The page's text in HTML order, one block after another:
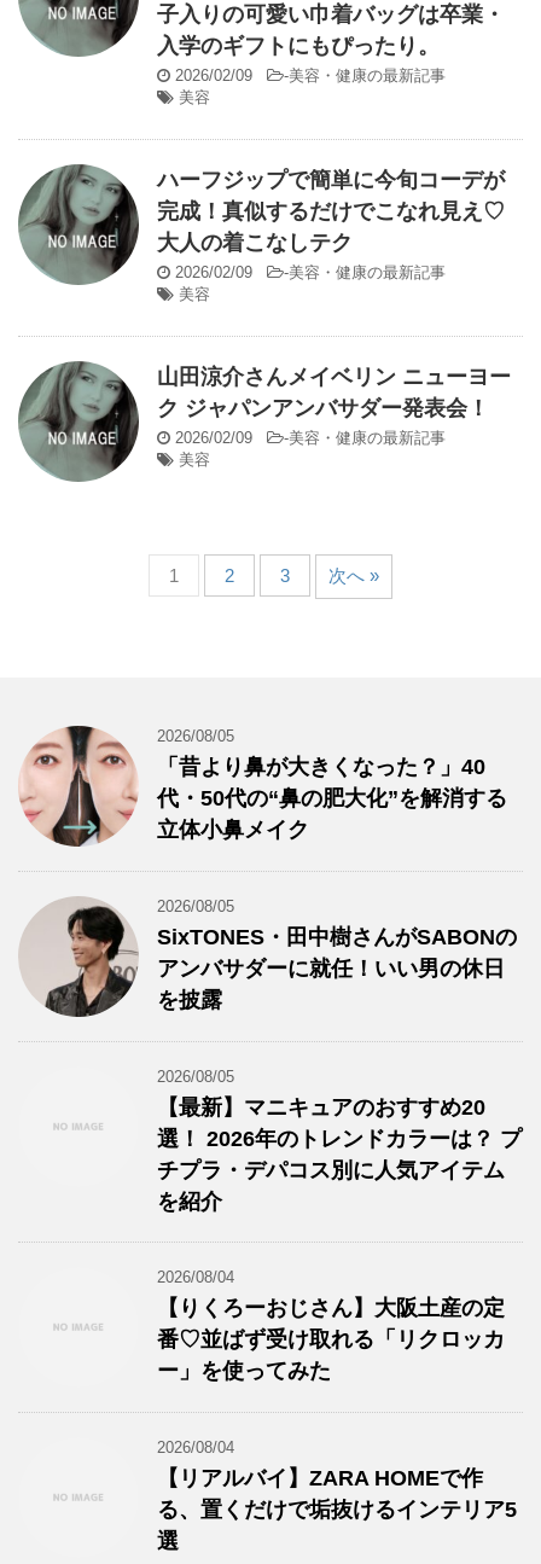
子入りの可愛い巾着バッグは卒業・
入学のギフトにもぴったり。
2026/02/09 -美容・健康の最新記事
美容
ハーフジップで簡単に今旬コーデが
完成！真似するだけでこなれ見え♡
大人の着こなしテク
2026/02/09 -美容・健康の最新記事
美容
山田涼介さんメイベリン ニューヨー
ク ジャパンアンバサダー発表会！
2026/02/09 -美容・健康の最新記事
美容
1 2 3 次へ »
2026/08/05
「昔より鼻が大きくなった？」40
代・50代の“鼻の肥大化”を解消する
立体小鼻メイク
2026/08/05
SixTONES・田中樹さんがSABONの
アンバサダーに就任！いい男の休日
を披露
2026/08/05
【最新】マニキュアのおすすめ20
選！ 2026年のトレンドカラーは？ プ
チプラ・デパコス別に人気アイテム
を紹介
2026/08/04
【りくろーおじさん】大阪土産の定
番♡並ばず受け取れる「リクロッカ
ー」を使ってみた
2026/08/04
【リアルバイ】ZARA HOMEで作
る、置くだけで垢抜けるインテリア5
選